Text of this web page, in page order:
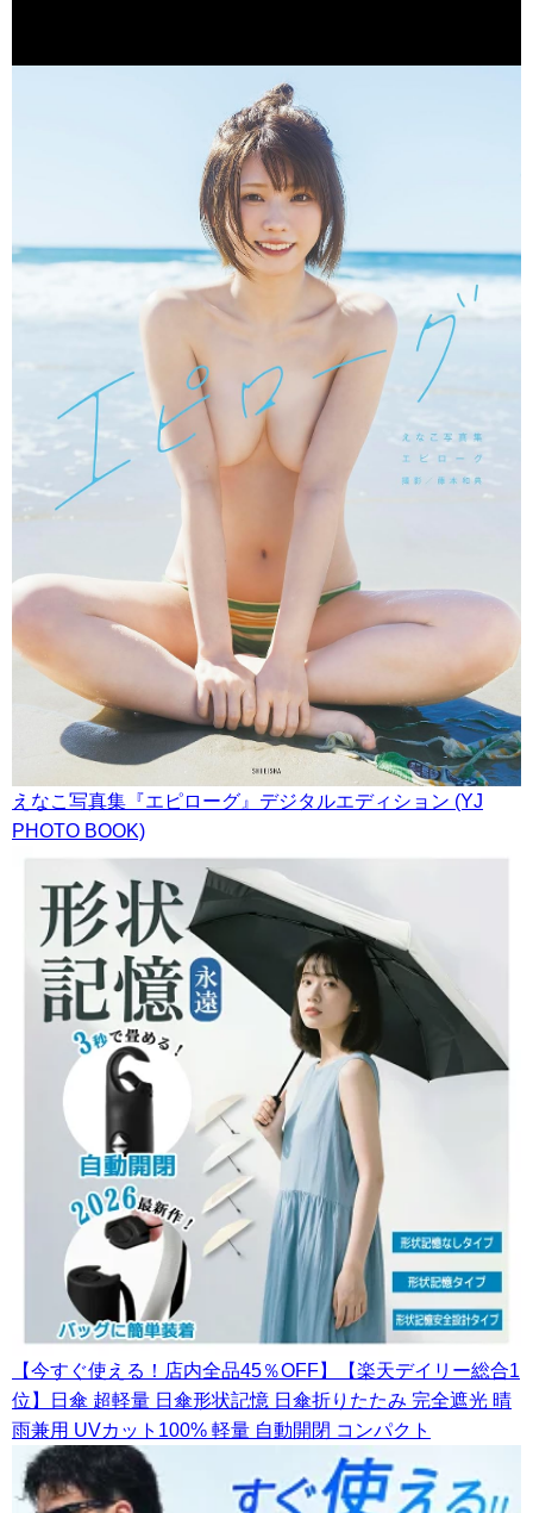
えなこ写真集『エピローグ』デジタルエディション (YJ
PHOTO BOOK)
【今すぐ使える！店内全品45％OFF】【楽天デイリー総合1
位】日傘 超軽量 日傘形状記憶 日傘折りたたみ 完全遮光 晴
雨兼用 UVカット100% 軽量 自動開閉 コンパクト